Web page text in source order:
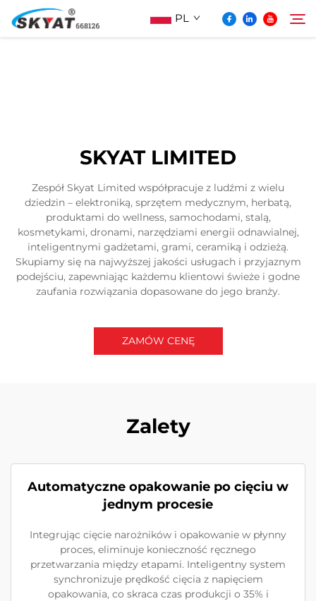
PL
Wideo I Zastosowanie
Projektowanie
Skontaktuj się z nami
SKYAT LIMITED
Zespół Skyat Limited współpracuje z ludźmi z wielu
dziedzin – elektroniką, sprzętem medycznym, herbatą,
produktami do wellness, samochodami, stalą,
kosmetykami, dronami, narzędziami energii odnawialnej,
inteligentnymi gadżetami, grami, ceramiką i odzieżą.
Skupiamy się na najwyższej jakości usługach i przyjaznym
podejściu, zapewniając każdemu klientowi świeże i godne
zaufania rozwiązania dopasowane do jego branży.
ZAMÓW CENĘ
Zalety
Automatyczne opakowanie po cięciu w
jednym procesie
Integrując cięcie narożników i opakowanie w płynny
proces, eliminuje konieczność ręcznego
przetwarzania między etapami. Inteligentny system
synchronizuje prędkość cięcia z napięciem
opakowania, co skraca czas produkcji o 35% i